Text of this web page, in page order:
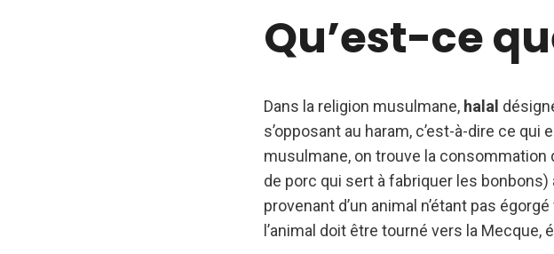
Qu’est-ce
Dans la religion musulmane, halal
s’opposant au haram, c’est-à-dire ce
musulmane, on trouve la consommation
de porc qui sert à fabriquer les
provenant d’un animal n’étant pas
l’animal doit être tourné vers la